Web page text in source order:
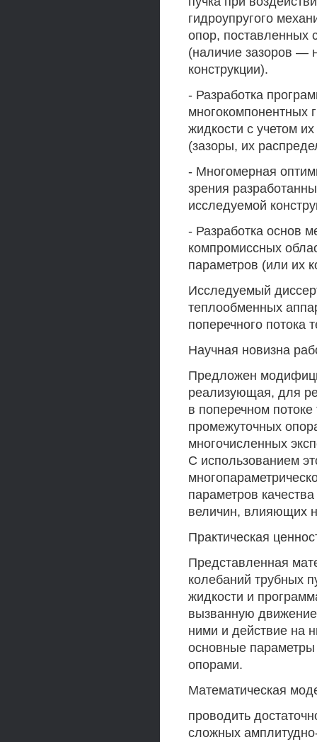
гидроупругого
опор, поставленных
(наличие зазоров —
конструкции).
- Разработка
многокомпонентных
жидкости с учетом
(зазоры, их
- Многомерная
зрения
исследуемой
- Разработка основ
компромиссных
параметров (или их
Исследуемый
теплообменных
поперечного потока
Научная новизна
Предложен
реализующая, для
в поперечном
промежуточных
многочисленных
С использованием
параметров
величин, влияющих
Практическая
Представленная
колебаний трубных
жидкости и
вызванную
ними и действие на
основные параметры
опорами.
Математическая
проводить
сложных